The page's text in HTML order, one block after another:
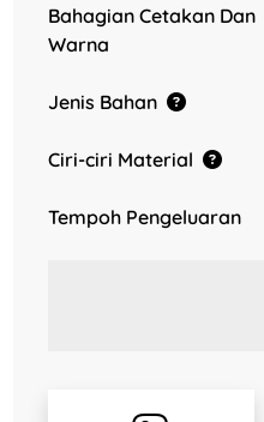
Bahagian Cetakan Dan
Warna
Jenis Bahan
Ciri-ciri Material
Tempoh Pengeluaran